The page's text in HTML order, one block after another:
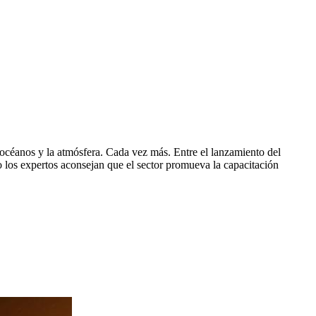
y la atmósfera. Cada vez más. Entre el lanzamiento del
expertos aconsejan que el sector promueva la capacitación